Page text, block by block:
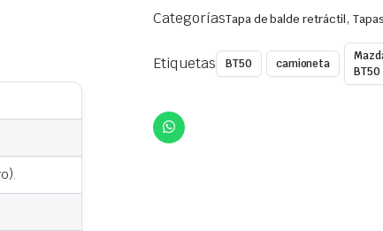
n-
Cubre
para
Mazda
CategoríasTapa de balde retráctil,
Etiquetas BT50 camioneta
BT50